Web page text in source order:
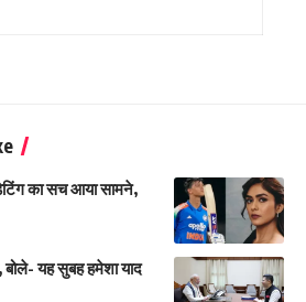
का सच आया सामने,
बोले- यह सुबह हमेशा याद